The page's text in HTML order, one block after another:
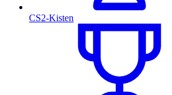
CS2-Kisten